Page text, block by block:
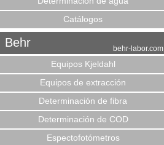
Catálogos
Behr behr-labor.com
Equipos Kjeldahl
Equipos de extracción
Determinación de fibra
Determinación de COD
Espectofotómetros